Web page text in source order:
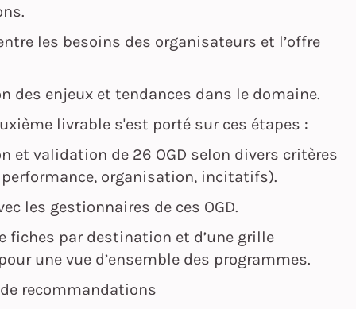
les besoins des organisateurs et l’offre
des enjeux et tendances dans le domaine.
livrable s'est porté sur ces étapes :
et validation de 26 OGD selon divers critères
organisation, incitatifs).
les gestionnaires de ces OGD.
fiches par destination et d’une grille
une vue d’ensemble des programmes.
recommandations